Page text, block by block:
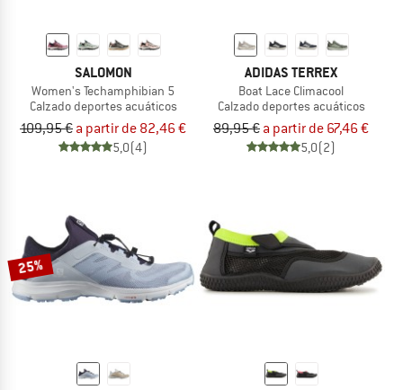
SALOMON
Women's Techamphibian 5
Calzado deportes acuáticos
109,95 € a partir de 82,46 €
5,0(4)
ADIDAS TERREX
Boat Lace Climacool
Calzado deportes acuáticos
89,95 € a partir de 67,46 €
5,0(2)
25%